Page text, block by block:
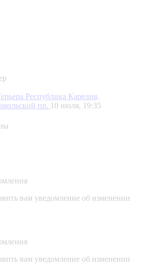
Республика Карелия,
пр. 10 июля, 19:35
вам уведомление об изменении
вам уведомление об изменении